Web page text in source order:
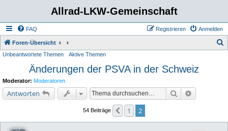
Allrad-LKW-Gemeinschaft
FAQ Anmelden
Registrieren
Foren-Übersicht
Unbeantwortete Themen Aktive Themen
Änderungen der PSVA in der Schweiz
Moderator: Moderatoren
Antworten Suche
54 Beiträge Vorherige
1 2